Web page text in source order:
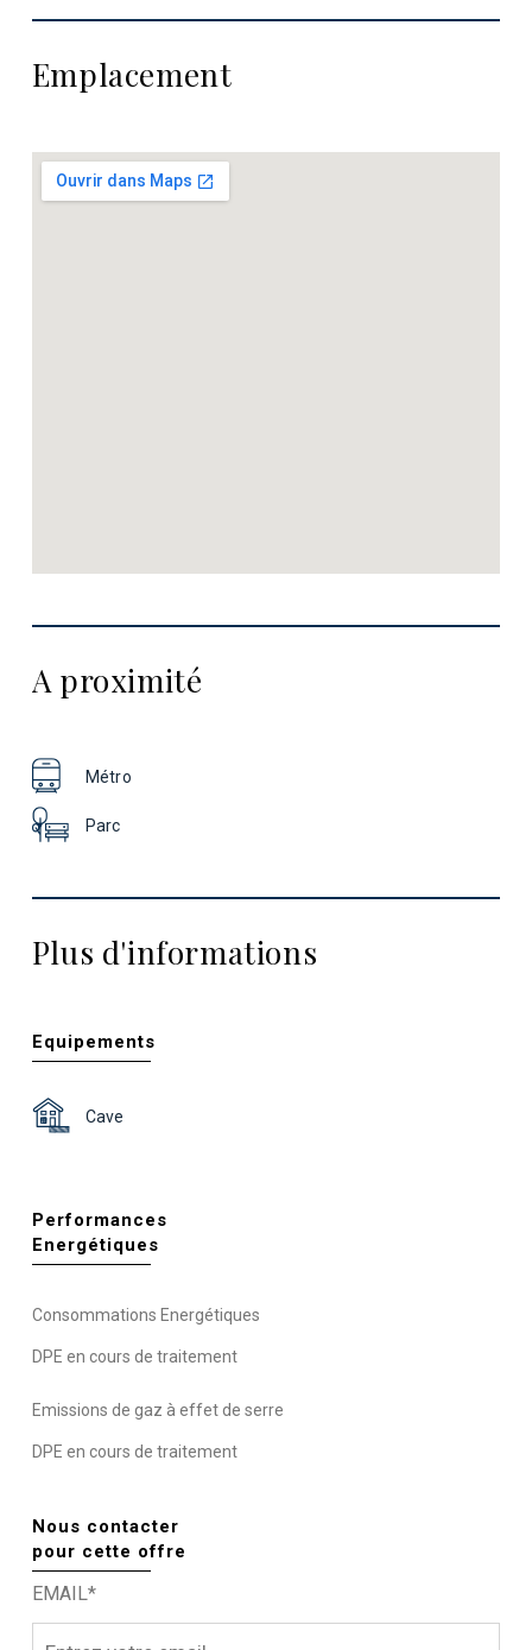
Emplacement
A proximité
Métro
Parc
Plus d'informations
Equipements
Cave
Performances
Energétiques
Consommations Energétiques
DPE en cours de traitement
Emissions de gaz à effet de serre
DPE en cours de traitement
Nous contacter
pour cette offre
EMAIL*